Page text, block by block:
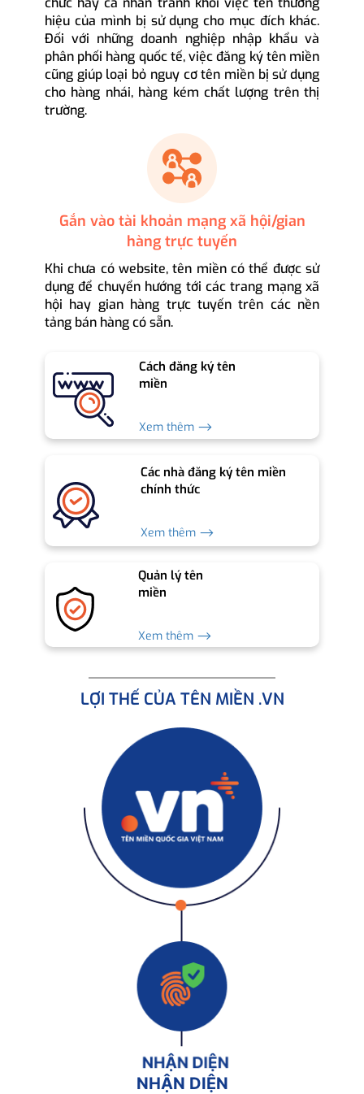
hiệu của mình bị sử dụng cho mục đích khác.
Đối với những doanh nghiệp nhập khẩu và
phân phối hàng quốc tế, việc đăng ký tên miền
cũng giúp loại bỏ nguy cơ tên miền bị sử dụng
cho hàng nhái, hàng kém chất lượng trên thị
trường.
Gắn vào tài khoản mạng xã hội/gian
hàng trực tuyến
Khi chưa có website, tên miền có thể được sử
dụng để chuyển hướng tới các trang mạng xã
hội hay gian hàng trực tuyến trên các nền
tảng bán hàng có sẵn.
Cách đăng ký tên
miền
Xem thêm ⟶
Các nhà đăng ký tên miền
chính thức
Xem thêm ⟶
Quản lý tên
miền
Xem thêm ⟶
LỢI THẾ CỦA TÊN MIỀN .VN
NHẬN DIỆN